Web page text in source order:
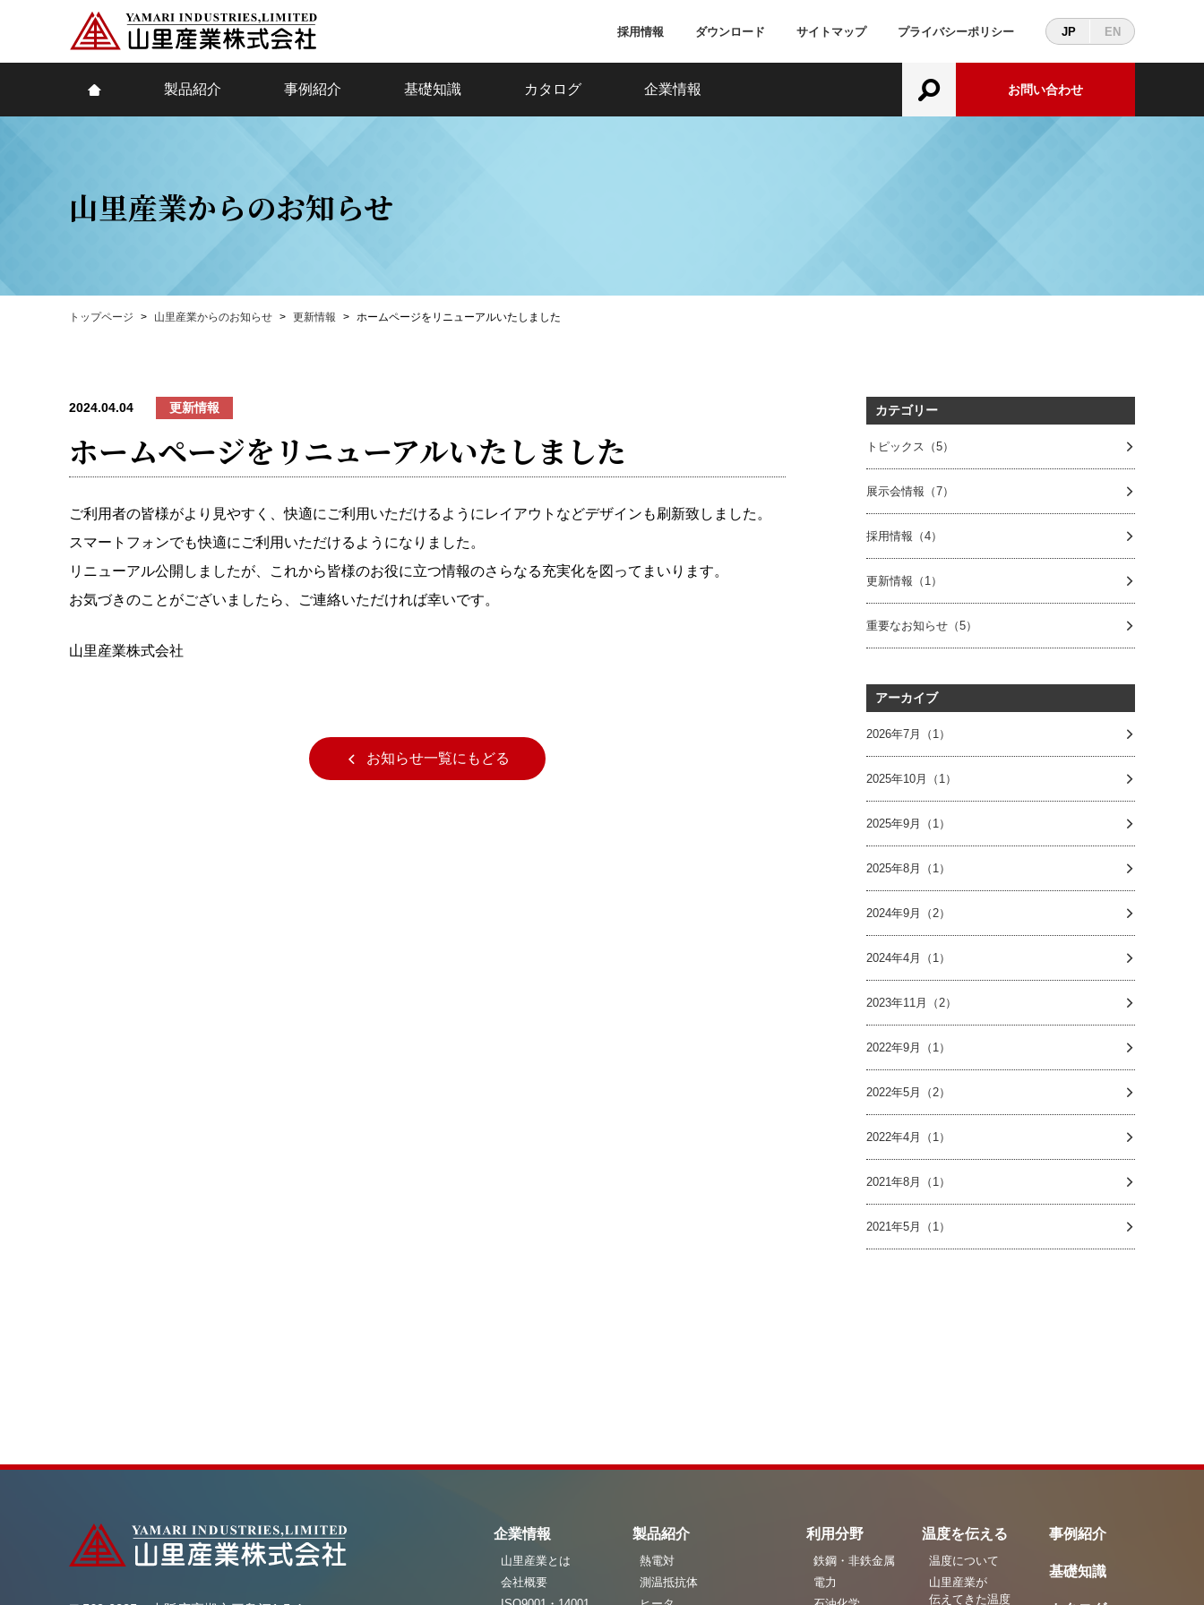
採用情報 ダウンロード サイトマップ プライバシーポリシー JP EN
製品紹介 事例紹介 基礎知識 カタログ 企業情報 お問い合わせ
山里産業からのお知らせ
トップページ 山里産業からのお知らせ 更新情報 ホームページをリニューアルいたしました
2024.04.04 更新情報
ホームページをリニューアルいたしました
ご利用者の皆様がより見やすく、快適にご利用いただけるようにレイアウトなどデザインも刷新致しました。
スマートフォンでも快適にご利用いただけるようになりました。
リニューアル公開しましたが、これから皆様のお役に立つ情報のさらなる充実化を図ってまいります。
お気づきのことがございましたら、ご連絡いただければ幸いです。
山里産業株式会社
お知らせ一覧にもどる
カテゴリー
トピックス（5）
展示会情報（7）
採用情報（4）
更新情報（1）
重要なお知らせ（5）
アーカイブ
2026年7月（1）
2025年10月（1）
2025年9月（1）
2025年8月（1）
2024年9月（2）
2024年4月（1）
2023年11月（2）
2022年9月（1）
2022年5月（2）
2022年4月（1）
2021年8月（1）
2021年5月（1）
企業情報
山里産業とは
会社概要
製品紹介
熱電対
測温抵抗体
利用分野
鉄鋼・非鉄金属
電力
温度を伝える
温度について
山里産業が
伝えてきた温度
事例紹介
基礎知識